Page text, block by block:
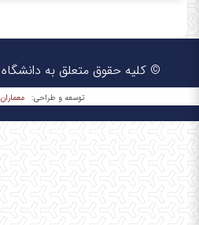
© کلیه حقوق متعلق به
توسعه و طراحی: